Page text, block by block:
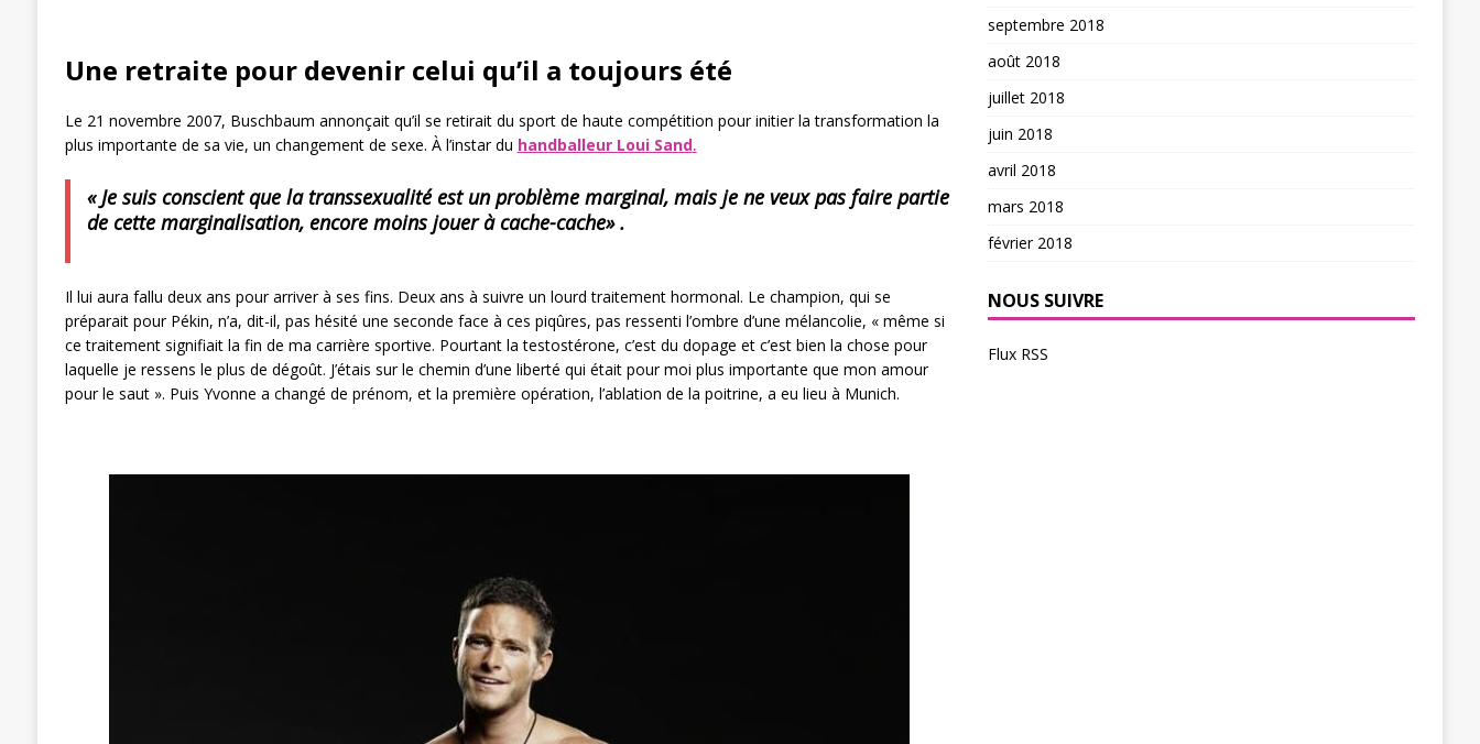
Une retraite pour devenir celui qu’il a toujours été
Le 21 novembre 2007, Buschbaum annonçait qu’il se retirait du sport de haute compétition pour initier la transformation la
plus importante de sa vie, un changement de sexe. À l’instar du handballeur Loui Sand.
« Je suis conscient que la transsexualité est un problème marginal, mais je ne veux pas faire partie
de cette marginalisation, encore moins jouer à cache-cache» .
Il lui aura fallu deux ans pour arriver à ses fins. Deux ans à suivre un lourd traitement hormonal. Le champion, qui se
préparait pour Pékin, n’a, dit-il, pas hésité une seconde face à ces piqûres, pas ressenti l’ombre d’une mélancolie, « même si
ce traitement signifiait la fin de ma carrière sportive. Pourtant la testostérone, c’est du dopage et c’est bien la chose pour
laquelle je ressens le plus de dégoût. J’étais sur le chemin d’une liberté qui était pour moi plus importante que mon amour
pour le saut ». Puis Yvonne a changé de prénom, et la première opération, l’ablation de la poitrine, a eu lieu à Munich.
septembre 2018
août 2018
juillet 2018
juin 2018
avril 2018
mars 2018
février 2018
NOUS SUIVRE
Flux RSS